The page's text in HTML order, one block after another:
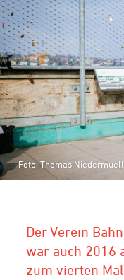
Foto: Thomas
Der Verein
war auch 2016
zum vierten